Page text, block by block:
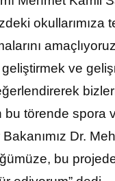
okullarımıza
geliştirmek ve
bu törende
Dr.
bu